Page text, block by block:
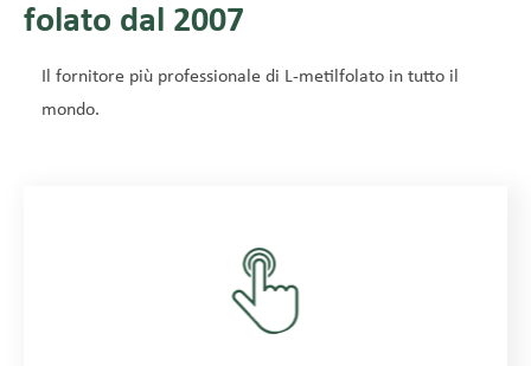
folato dal 2007
Il fornitore più professionale di L-metilfolato in tutto il
mondo.